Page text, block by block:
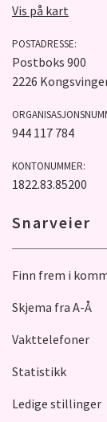
Vis på kart
POSTADRESSE:
Postboks 900
2226
944 117 784
KONTONUMMER:
1822.83.85200
Snarveier
Finn frem i
Skjema fra A-Å
Vakttelefoner
Statistikk
Ledige stillinger